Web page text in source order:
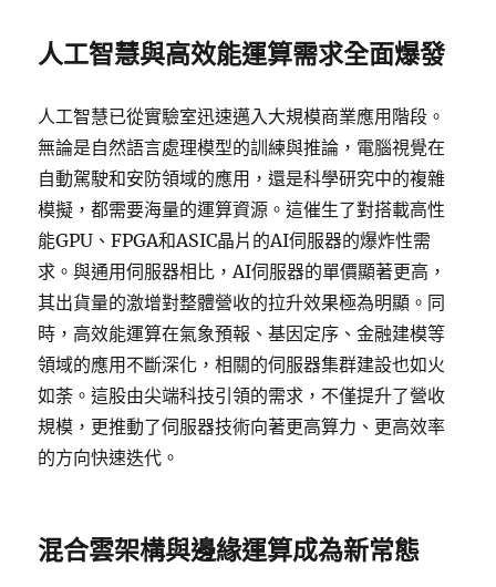
人工智慧與高效能運算需求全面爆發
人工智慧已從實驗室迅速邁入大規模商業應用階段。
無論是自然語言處理模型的訓練與推論，電腦視覺在
自動駕駛和安防領域的應用，還是科學研究中的複雜
模擬，都需要海量的運算資源。這催生了對搭載高性
能GPU、FPGA和ASIC晶片的AI伺服器的爆炸性需
求。與通用伺服器相比，AI伺服器的單價顯著更高，
其出貨量的激增對整體營收的拉升效果極為明顯。同
時，高效能運算在氣象預報、基因定序、金融建模等
領域的應用不斷深化，相關的伺服器集群建設也如火
如荼。這股由尖端科技引領的需求，不僅提升了營收
規模，更推動了伺服器技術向著更高算力、更高效率
的方向快速迭代。
混合雲架構與邊緣運算成為新常態